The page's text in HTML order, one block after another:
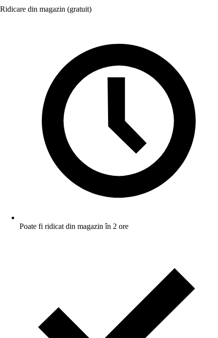
Ridicare din magazin (gratuit)
Poate fi ridicat din magazin în 2 ore